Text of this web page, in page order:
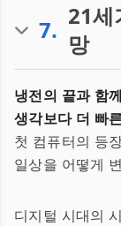
7. 21세
망
냉전의 끝과 함
생각보다 더 빠
첫 컴퓨터의 등
일상을 어떻게
디지털 시대의